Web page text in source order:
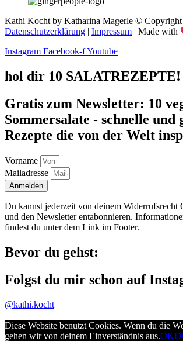
Kathi Kocht by Katharina Magerle © Copyright
Datenschutzerklärung | Impressum | Made with
Instagram Facebook-fYoutube
hol dir 10 SALATREZEPTE!
Gratis zum Newsletter: 10
Sommersalate - schnelle und
Rezepte die von der Welt
Vorname
Mailadresse
Anmelden
Du kannst jederzeit von deinem Widerrufsrecht
und den Newsletter entabonnieren.
findest du unter dem Link im Footer.
Bevor du gehst:
Folgst du mir schon auf
@kathi.kocht
Diese Website benutzt Cookies. Wenn du die
gehen wir von deinem Einverständnis aus.OK